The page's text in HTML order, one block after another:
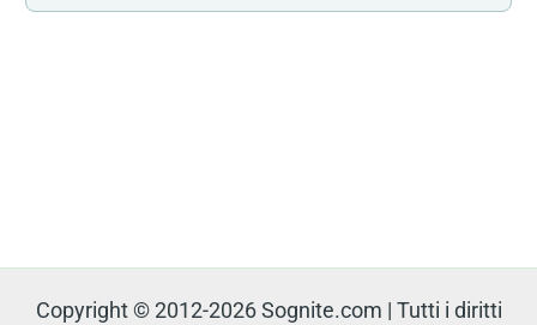
Copyright © 2012-2026 Sognite.com | Tutti i diritti